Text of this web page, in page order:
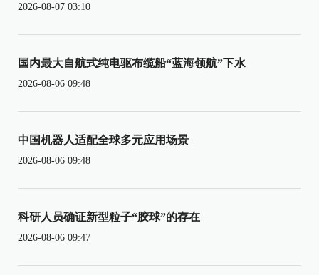
2026-08-07 03:10
国内最大自航式纯电驱布缆船“蓝海领航”下水
2026-08-06 09:48
中国机器人适配全球多元应用场景
2026-08-06 09:48
科研人员确证新型粒子“胶球”的存在
2026-08-06 09:47